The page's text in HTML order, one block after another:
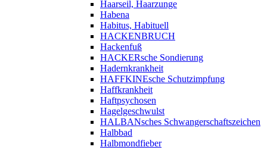
Haarseil, Haarzunge
Habena
Habitus, Habituell
HACKENBRUCH
Hackenfuß
HACKERsche Sondierung
Hadernkrankheit
HAFFKINEsche Schutzimpfung
Haffkrankheit
Haftpsychosen
Hagelgeschwulst
HALBANsches Schwangerschaftszeichen
Halbbad
Halbmondfieber